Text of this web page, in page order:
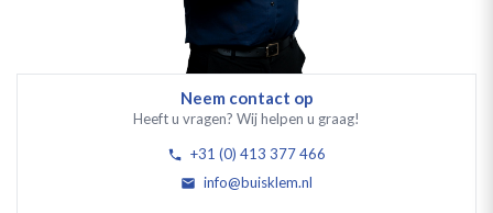
Neem contact op
Heeft u vragen? Wij helpen u graag!
+31 (0) 413 377 466
info@buisklem.nl